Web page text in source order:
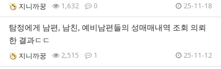
지니까꿍 1,632 0 25-11-18
탐정에게 남편, 남친, 예비남편들의 성매매내역 조회 의뢰
한 결과ㄷㄷ
지니까꿍 2,515 1 25-11-12